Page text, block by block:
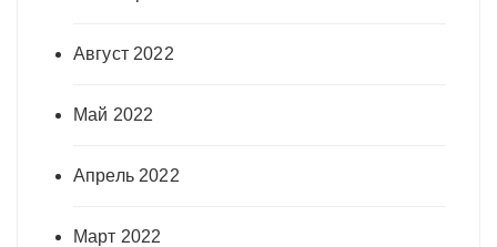
Август 2022
Май 2022
Апрель 2022
Март 2022